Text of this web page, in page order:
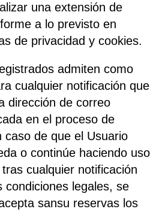
una extensión de
a lo previsto en
de privacidad y cookies.
admiten como
cualquier notificación que
dirección de correo
en el proceso de
caso de que el Usuario
o continúe haciendo uso
cualquier notificación
condiciones legales, se
sansu reservas los